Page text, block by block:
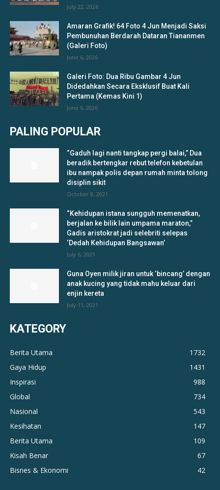
July 22, 2026
Amaran Grafik! 64 Foto 4 Jun Menjadi Saksi
Pembunuhan Berdarah Dataran Tiananmen
(Galeri Foto)
June 6, 2026
Galeri Foto: Dua Ribu Gambar 4 Jun
Didedahkan Secara Eksklusif Buat Kali
Pertama (Kemas Kini 1)
June 6, 2026
PALING POPULAR
“Gaduh lagi nanti tangkap pergi balai,” Dua
beradik bertengkar rebut telefon kebetulan
ibu nampak polis depan rumah minta tolong
disiplin sikit
October 8, 2021
“Kehidupan istana sungguh memenatkan,
berjalan ke bilik lain umpama maraton,”
Gadis aristokrat jadi selebriti selepas
‘Dedah Kehidupan Bangsawan’
July 6, 2021
Guna Oyen milik jiran untuk ‘bincang’ dengan
anak kucing yang tidak mahu keluar dari
enjin kereta
July 11, 2021
KATEGORY
Berita Utama
1732
Gaya Hidup
1431
Inspirasi
988
Global
734
Nasional
543
Kesihatan
147
Berita Utama
109
Kisah Benar
67
Bisnes & Ekonomi
42